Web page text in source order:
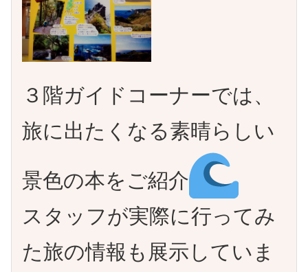
３階ガイドコーナーでは、
旅に出たくなる素晴らしい
景色の本をご紹介
スタッフが実際に行ってみ
た旅の情報も展示していま